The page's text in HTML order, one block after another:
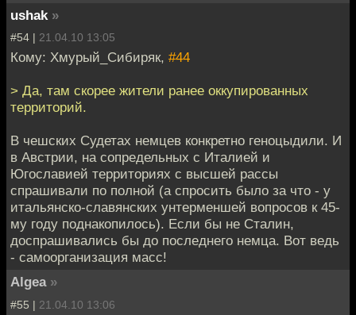
ushak »
#54 | 21.04.10 13:05
Кому: Хмурый_Сибиряк, #44
> Да, там скорее жители ранее оккупированных
территорий.
В чешских Судетах немцев конкретно геноцыдили. И
в Австрии, на сопредельных с Италией и
Югославией территориях с высшей рассы
спрашивали по полной (а спросить было за что - у
итальянско-славянских унтерменшей вопросов к 45-
му году поднакопилось). Если бы не Сталин,
доспрашивались бы до последнего немца. Вот ведь
- самоорганизация масс!
Algea »
#55 | 21.04.10 13:06